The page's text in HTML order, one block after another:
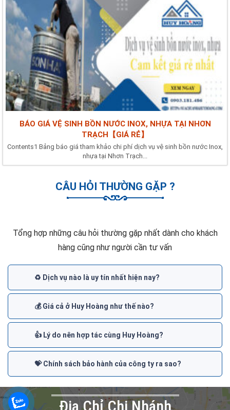
BÁO GIÁ VỆ SINH BỒN NƯỚC INOX, NHỰA TẠI NHƠN
TRẠCH【GIÁ RẺ】
Contents1 Bảng báo giá tham khảo chi phí dịch vụ vệ sinh bồn nước Inox,
nhựa tại Nhơn Trạch...
CÂU HỎI THƯỜNG GẶP ?
Tổng hợp những câu hỏi thường gặp nhất dành cho khách
hàng cũng như người cần tư vấn
♻️ Dịch vụ nào là uy tín nhất hiện nay?
💰 Giá cả ở Huy Hoàng như thế nào?
👍 Lý do nên hợp tác cùng Huy Hoàng?
💝 Chính sách bảo hành của công ty ra sao?
Đia Chỉ Chi Nhánh